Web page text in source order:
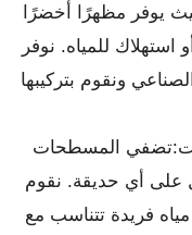
يوفر مظهرًا أخضرًا
استهلاك للمياه. نوفر
ونقوم بتركيبها
المسطحات
على أي حديقة. نقوم
فريدة تتناسب مع